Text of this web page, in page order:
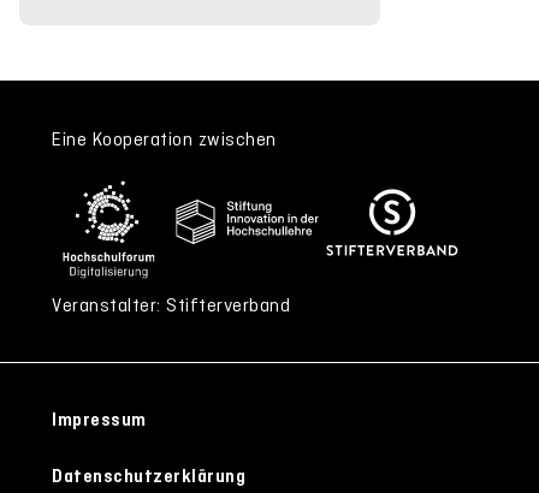
Eine Kooperation zwischen
Veranstalter: Stifterverband
Impressum
Datenschutzerklärung